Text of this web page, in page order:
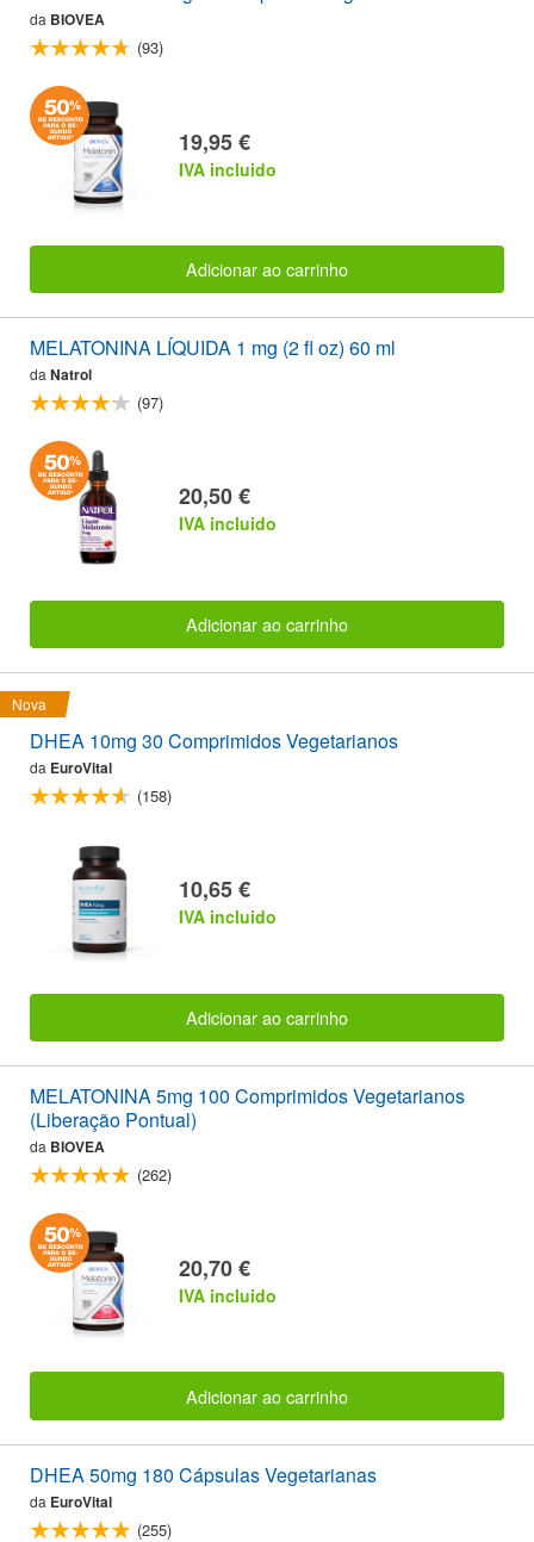
da BIOVEA
(93)
19,95 €
IVA incluido
Adicionar ao carrinho
MELATONINA LÍQUIDA 1 mg (2 fl oz) 60 ml
da Natrol
(97)
20,50 €
IVA incluido
Adicionar ao carrinho
Nova
DHEA 10mg 30 Comprimidos Vegetarianos
da EuroVital
(158)
10,65 €
IVA incluido
Adicionar ao carrinho
MELATONINA 5mg 100 Comprimidos Vegetarianos
(Liberação Pontual)
da BIOVEA
(262)
20,70 €
IVA incluido
Adicionar ao carrinho
DHEA 50mg 180 Cápsulas Vegetarianas
da EuroVital
(255)